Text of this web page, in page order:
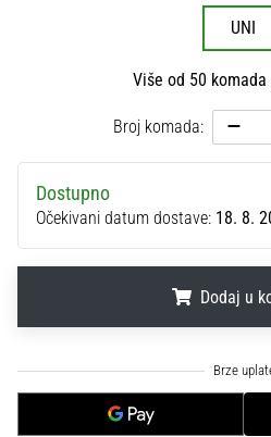
Nike,
adidas
i
dio
utakmice,
gola…
UNI
Više od 50
Broj komada:
Dostupno
Očekivani datum dostave: 18. 8.
Dodaj u